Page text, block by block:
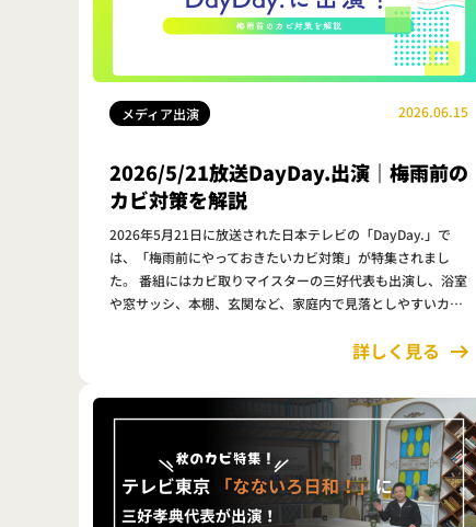
メディア出演 2026.06.15
2026/5/21放送DayDay.出演｜梅雨前の
カビ対策を解説
2026年5月21日に放送された日本テレビの「DayDay.」で
は、「梅雨前にやっておきたいカビ対策」が特集されまし
た。 番組にはカビ取りマイスターの三好代表も出演し、浴室
や窓サッシ、本棚、玄関など、家庭内で見落としやすいカビ
詳しく見る